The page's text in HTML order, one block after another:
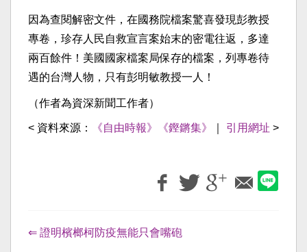
因為查閱解密文件，在國務院檔案驚喜發現彭教授
專卷，珍存人民自救宣言案始末的密電往返，多達
兩百餘件！美國國家檔案局保存的檔案，列專卷待
遇的台灣人物，只有彭明敏教授一人！
（作者為資深新聞工作者）
< 資料來源： 《自由時報》《鏗鏘集》 引用網址 >
⇐ 證明檳榔柯防疫無能只會嘴砲